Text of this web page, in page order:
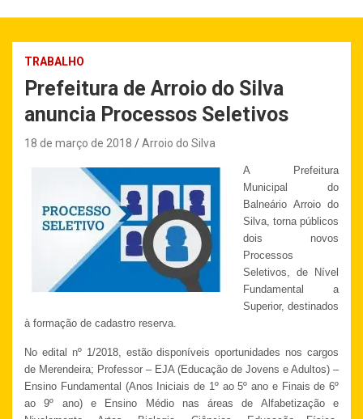
TRABALHO
Prefeitura de Arroio do Silva
anuncia Processos Seletivos
18 de março de 2018 Arroio do Silva
A Prefeitura
Municipal do
Balneário Arroio do
Silva, torna públicos
dois novos
Processos
Seletivos, de Nível
Fundamental a
Superior, destinados
à formação de cadastro reserva.
No edital nº 1/2018, estão disponíveis oportunidades nos cargos
de Merendeira; Professor – EJA (Educação de Jovens e Adultos) –
Ensino Fundamental (Anos Iniciais de 1º ao 5º ano e Finais de 6º
ao 9º ano) e Ensino Médio nas áreas de Alfabetização e